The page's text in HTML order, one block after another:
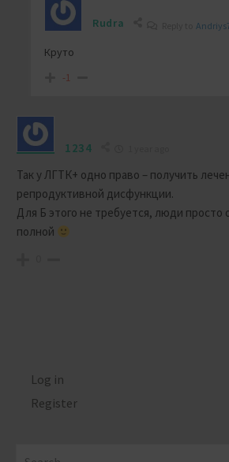
Rudra
Круто
-1
1234
Так у ЛГТК+ одно право – получить
репродуктивной дисфункции.
Для Б этого не требуется, люди просто
полной
Log in
Register